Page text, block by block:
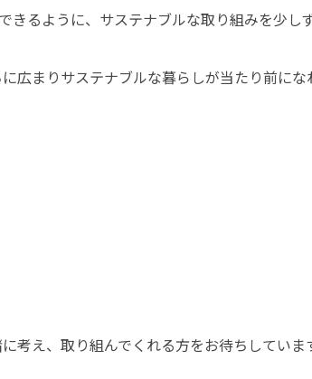
きるように、サステナブルな取り組みを少し
広まりサステナブルな暮らしが当たり前にな
え、取り組んでくれる方をお待ちしていま